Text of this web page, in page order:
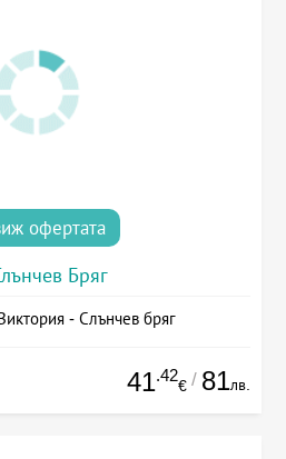
офертата
Бряг
- Слънчев бряг
41.42
€ / 81лв.